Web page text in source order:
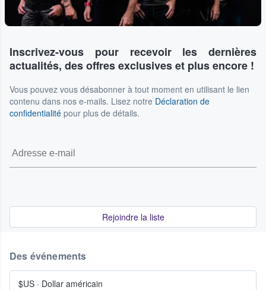
Inscrivez-vous pour recevoir les dernières
actualités, des offres exclusives et plus encore !
Vous pouvez vous désabonner à tout moment en utilisant le lien
contenu dans nos e-mails. Lisez notre Déclaration de
confidentialité pour plus de détails.
Rejoindre la liste
Des événements
$US · Dollar américain